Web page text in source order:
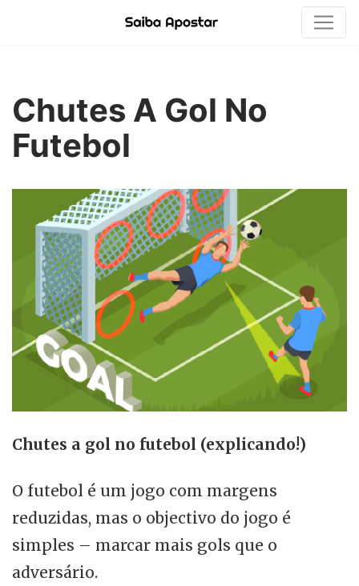
Chutes A Gol No
Futebol
Chutes a gol no futebol (explicando!)
O futebol é um jogo com margens
reduzidas, mas o objectivo do jogo é
simples – marcar mais gols que o
adversário.